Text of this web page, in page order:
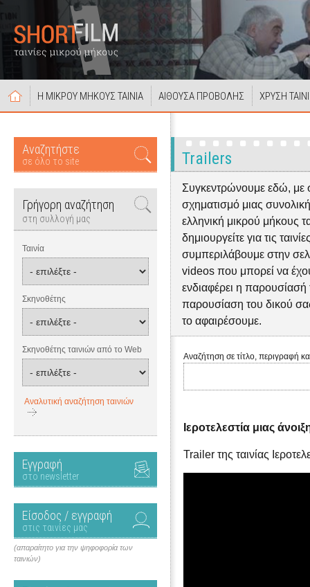
Η ΜΙΚΡΟΥ ΜΗΚΟΥΣ ΤΑΙΝΙΑ ΑΙΘΟΥΣΑ ΠΡΟΒΟΛΗΣ ΧΡΥΣΗ
Αναζητήστε
σε όλο το site
Γρήγορη αναζήτηση
στη συλλογή μας
Ταινία
Σκηνοθέτης
Σκηνοθέτης ταινιών από το Web
Αναλυτική αναζήτηση ταινιών
Εγγραφή
στο newsletter
Είσοδος / εγγραφή
στις ταινίες μας
(απαραίτητο για την ψηφοφορία των
ταινιών)
Trailers
Συγκεντρώνουμε εδώ, με
σχηματισμό μιας
ελληνική μικρού μήκους
δημιουργείτε για τις
συμπεριλάβουμε στην
videos που μπορεί να
ενδιαφέρει η παρουσίασή
παρουσίαση του δικού
το αφαιρέσουμε.
Αναζήτηση σε τίτλο, περιγραφή
Ιεροτελεστία μιας
Trailer της ταινίας